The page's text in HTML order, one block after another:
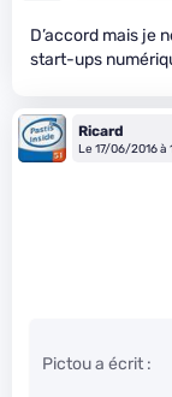
D’accord mais je
start-ups
Ricard
Le 17/06/2016 à
Pictou a écrit :